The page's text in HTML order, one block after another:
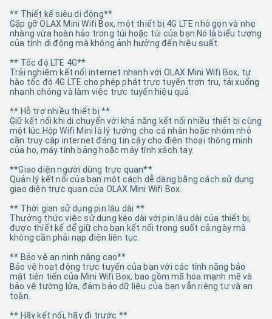
** Thiết kế siêu di động**
Gặp gỡ OLAX Mini Wifi Box, một thiết bị 4G LTE nhỏ gọn và nhẹ
nhàng vừa hoàn hảo trong túi hoặc túi của bạn.Nó là biểu tượng
của tính di động mà không ảnh hưởng đến hiệu suất.
** Tốc độ LTE 4G**
Trải nghiệm kết nối internet nhanh với OLAX Mini Wifi Box, tự
hào tốc độ 4G LTE cho phép phát trực tuyến trơn tru, tải xuống
nhanh chóng và làm việc trực tuyến hiệu quả.
** Hỗ trợ nhiều thiết bị **
Giữ kết nối khi di chuyển với khả năng kết nối nhiều thiết bị cùng
một lúc.Hộp Wifi Mini là lý tưởng cho cá nhân hoặc nhóm nhỏ
cần truy cập internet đáng tin cậy cho điện thoại thông minh
của họ, máy tính bảng hoặc máy tính xách tay.
**Giao diện người dùng trực quan**
Quản lý kết nối của bạn một cách dễ dàng bằng cách sử dụng
giao diện trực quan của OLAX Mini Wifi Box.
** Thời gian sử dụng pin lâu dài **
Thưởng thức việc sử dụng kéo dài với pin lâu dài của thiết bị,
được thiết kế để giữ cho bạn kết nối trong suốt cả ngày mà
không cần phải nạp điện liên tục.
** Bảo vệ an ninh nâng cao**
Bảo vệ hoạt động trực tuyến của bạn với các tính năng bảo
mật tiên tiến của Mini Wifi Box, bao gồm mã hóa mạnh mẽ và
bảo vệ tường lửa, đảm bảo dữ liệu của bạn vẫn riêng tư và an
toàn.
** Hãy kết nối, hãy đi trước **